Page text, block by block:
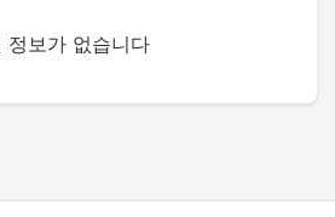
정보가 없습니다